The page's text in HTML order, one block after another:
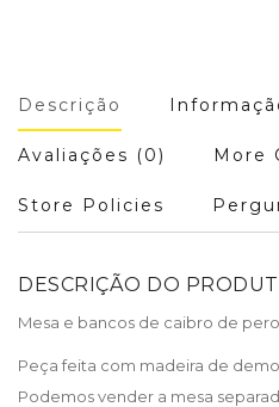
Descrição
Avaliações (0) More
Store Policies
DESCRIÇÃO DO
Mesa e bancos de caibro de
Peça feita com madeira de
Podemos vender a mesa